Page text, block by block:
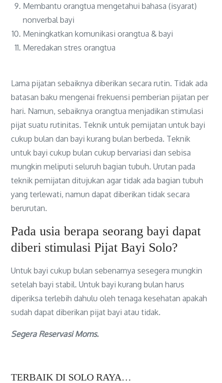
Membantu orangtua mengetahui bahasa (isyarat)
nonverbal bayi
Meningkatkan komunikasi orangtua & bayi
Meredakan stres orangtua
Lama pijatan sebaiknya diberikan secara rutin. Tidak ada
batasan baku mengenai frekuensi pemberian pijatan per
hari. Namun, sebaiknya orangtua menjadikan stimulasi
pijat suatu rutinitas. Teknik untuk pemijatan untuk bayi
cukup bulan dan bayi kurang bulan berbeda. Teknik
untuk bayi cukup bulan cukup bervariasi dan sebisa
mungkin meliputi seluruh bagian tubuh. Urutan pada
teknik pemijatan ditujukan agar tidak ada bagian tubuh
yang terlewati, namun dapat diberikan tidak secara
berurutan.
Pada usia berapa seorang bayi dapat
diberi stimulasi Pijat Bayi Solo?
Untuk bayi cukup bulan sebenarnya sesegera mungkin
setelah bayi stabil. Untuk bayi kurang bulan harus
diperiksa terlebih dahulu oleh tenaga kesehatan apakah
sudah dapat diberikan pijat bayi atau tidak.
Segera Reservasi Moms.
TERBAIK DI SOLO RAYA…